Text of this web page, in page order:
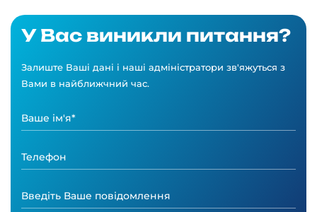
У Вас виникли питання?
Залиште Ваші дані і наші адміністратори зв'яжуться з
Вами в найближчний час.